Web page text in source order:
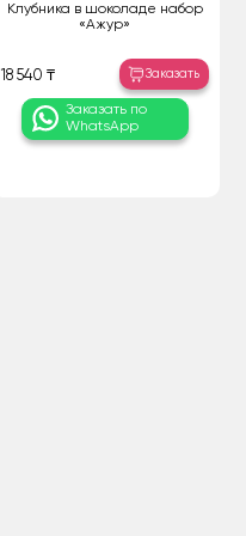
Клубника в шоколаде набор
«Ажур»
18 540 ₸ Заказать
Заказать по
WhatsApp